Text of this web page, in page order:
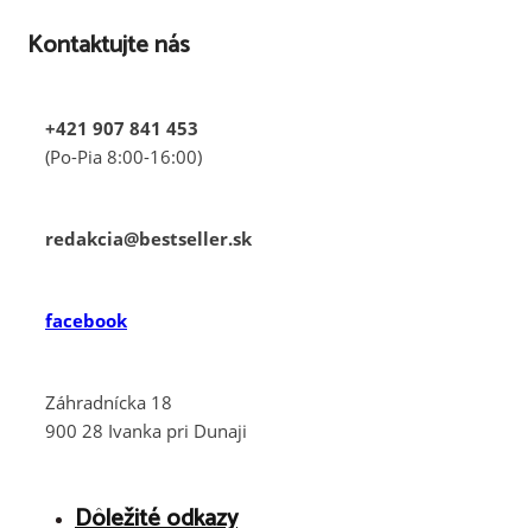
Kontaktujte nás
+421 907 841 453
(Po-Pia 8:00-16:00)
redakcia@bestseller.sk
facebook
Záhradnícka 18
900 28 Ivanka pri Dunaji
Dôležité odkazy